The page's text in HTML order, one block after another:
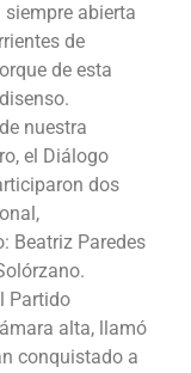
siempre abierta
de
de esta
nuestra
el Diálogo
dos
Beatriz Paredes
Partido
alta, llamó
conquistado a